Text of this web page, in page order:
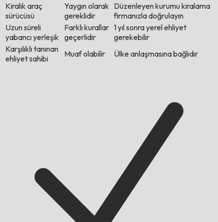
Kiralık araç
sürücüsü
Yaygın olarak
gereklidir
Düzenleyen kurumu kiralama
firmanızla doğrulayın
Uzun süreli
yabancı yerleşik
Farklı kurallar
geçerlidir
1 yıl sonra yerel ehliyet
gerekebilir
Karşılıklı tanınan
ehliyet sahibi
Muaf olabilir Ülke anlaşmasına bağlıdır